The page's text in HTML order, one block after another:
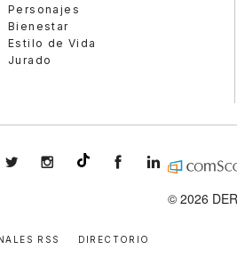
Personajes
Bienestar
Estilo de Vida
Jurado
RSS DIRECTORIO
expansionmxexpansionmx ExpansionMex
expansion
© 2026